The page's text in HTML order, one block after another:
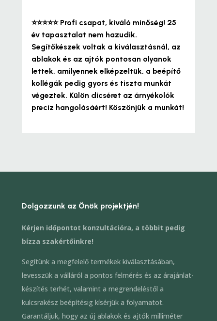
⭐⭐⭐⭐⭐ Profi csapat, kiváló minőség! 25
év tapasztalat nem hazudik.
Segítőkészek voltak a kiválasztásnál, az
ablakok és az ajtók pontosan olyanok
lettek, amilyennek elképzeltük, a beépítő
kollégák pedig gyors és tiszta munkát
végeztek. Külön dicséret az árnyékolók
precíz hangolásáért! Köszönjük a munkát!
Dolgozzunk az Önök projektjén!
Kérjen időpontot konzultációra, a többit pedig
bízza szakértőinkre!
Segítünk a megfelelő termékek kiválasztásában,
levesszük a válláról a pontos felmérés és az árajánlat-
készítés terhét, valamint a megrendeléstől a
kulcsrakész beépítésig kísérjük a folyamatot.
Garantáljuk, hogy az új ablakok és ajtók milliméter